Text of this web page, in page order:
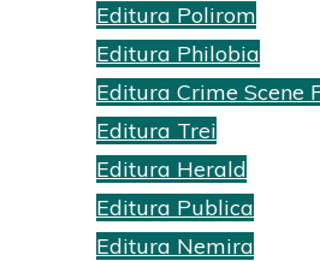
Editura Polirom
Editura Philobia
Editura Crime Scene
Editura Trei
Editura Herald
Editura Publica
Editura Nemira